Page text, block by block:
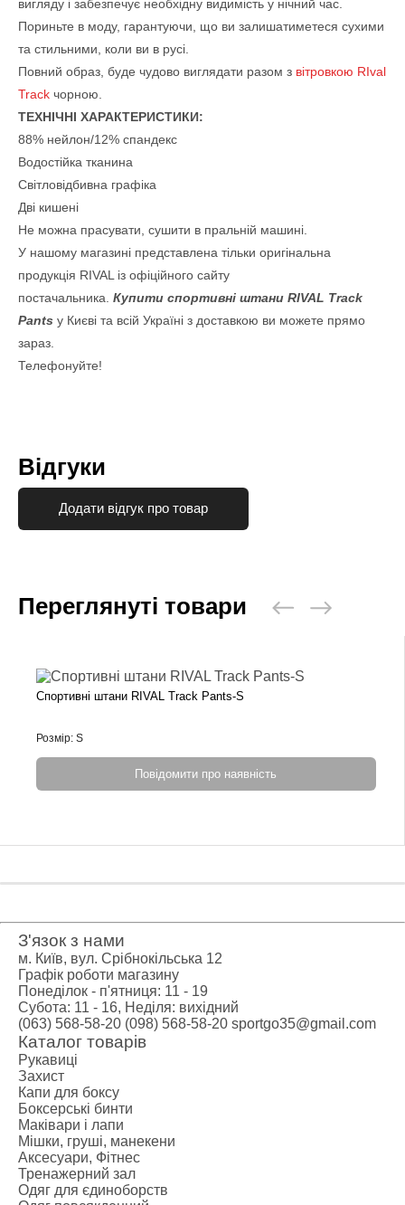
вигляду і забезпечує необхідну видимість у нічний час.
Пориньте в моду, гарантуючи, що ви залишатиметеся сухими
та стильними, коли ви в русі.
Повний образ, буде чудово виглядати разом з вітровкою RIval
Track чорною.
ТЕХНІЧНІ ХАРАКТЕРИСТИКИ:
88% нейлон/12% спандекс
Водостійка тканина
Світловідбивна графіка
Дві кишені
Не можна прасувати, сушити в пральній машині.
У нашому магазині представлена тільки оригінальна
продукція RIVAL із офіційного сайту
постачальника. Купити спортивні штани RIVAL Track
Pants у Києві та всій Україні з доставкою ви можете прямо
зараз.
Телефонуйте!
Відгуки
Додати відгук про товар
Переглянуті товари
Спортивні штани RIVAL Track Pants-S
Розмір: S
Повідомити про наявність
З'язок з нами
м. Київ, вул. Срібнокільська 12
Графік роботи магазину
Понеділок - п'ятниця: 11 - 19
Субота: 11 - 16, Неділя: вихідний
(063) 568-58-20 (098) 568-58-20 sportgo35@gmail.com
Каталог товарів
Рукавиці
Захист
Капи для боксу
Боксерські бинти
Маківари і лапи
Мішки, груші, манекени
Аксесуари, Фітнес
Тренажерний зал
Одяг для єдиноборств